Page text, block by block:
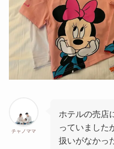
チャノママ
ホテルの売店
っていました
扱いがなかっ